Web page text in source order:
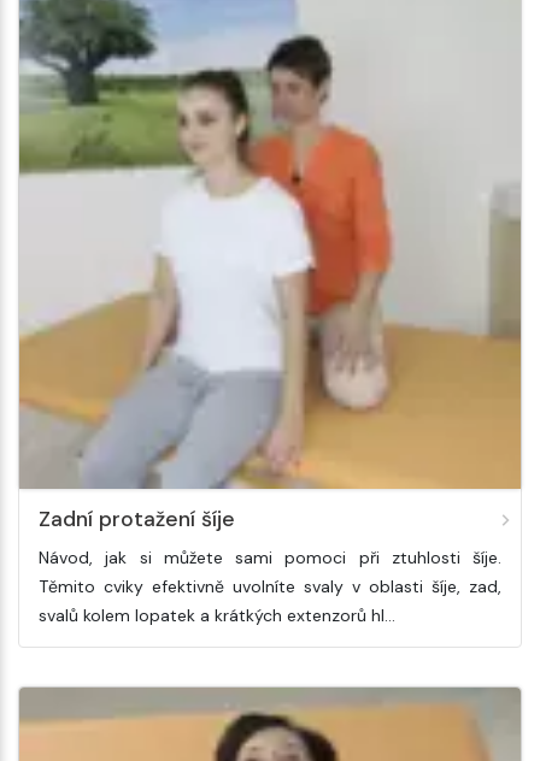
Zadní protažení šíje
Návod, jak si můžete sami pomoci při ztuhlosti šíje.
Těmito cviky efektivně uvolníte svaly v oblasti šíje, zad,
svalů kolem lopatek a krátkých extenzorů hl…